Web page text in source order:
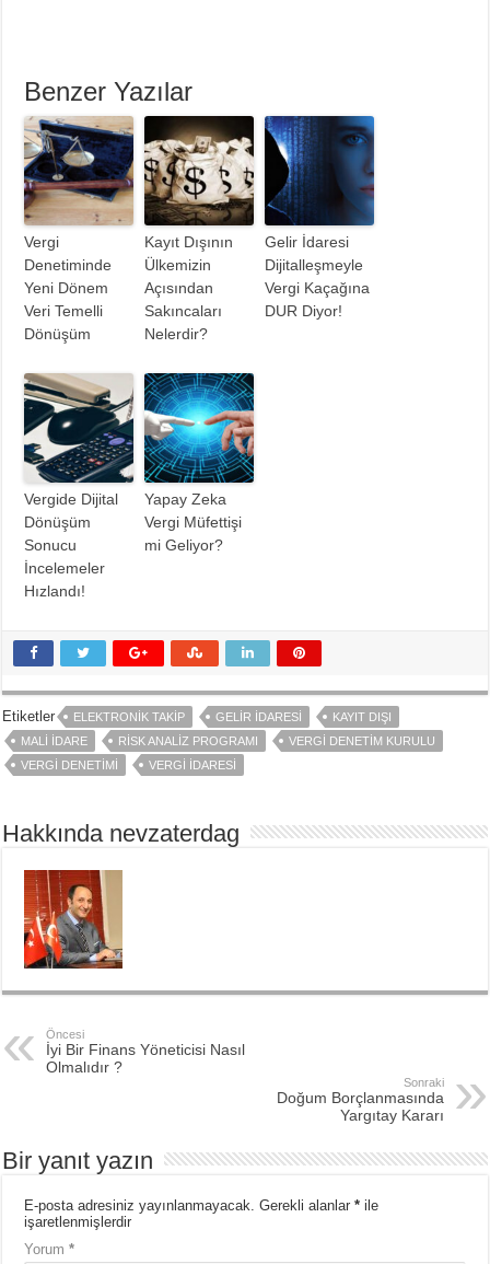
Benzer Yazılar
Vergi
Denetiminde
Yeni Dönem
Veri Temelli
Dönüşüm
Kayıt Dışının
Ülkemizin
Açısından
Sakıncaları
Nelerdir?
Gelir İdaresi
Dijitalleşmeyle
Vergi Kaçağına
DUR Diyor!
Vergide Dijital
Dönüşüm
Sonucu
İncelemeler
Hızlandı!
Yapay Zeka
Vergi Müfettişi
mi Geliyor?
Etiketler ELEKTRONIK TAKIP GELIR İDARESI
KAYIT DIŞI
MALI İDARE
RISK ANALIZ PROGRAMI
VERGI DENETIM KURULU
VERGI DENETIMI
VERGI IDARESI
Hakkında nevzaterdag
Öncesi
İyi Bir Finans Yöneticisi Nasıl
Olmalıdır ?
Sonraki
Doğum Borçlanmasında
Yargıtay Kararı
Bir yanıt yazın
E-posta adresiniz yayınlanmayacak. Gerekli alanlar* ile
işaretlenmişlerdir
Yorum*